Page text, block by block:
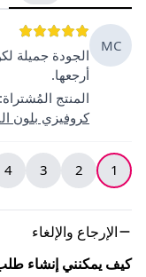
MC
الجودة جميلة
أرجعها.
المنتج المُشتراة:
كروفيزي بلون
1
2
3
4
الإرجاع والإلغاء
كيف يمكنني إنشاء